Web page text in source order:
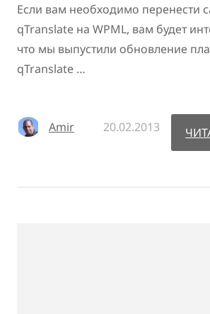
Если вам необходимо перенести
qTranslate на WPML, вам будет
что мы выпустили обновление
qTranslate …
Amir 20.02.2013